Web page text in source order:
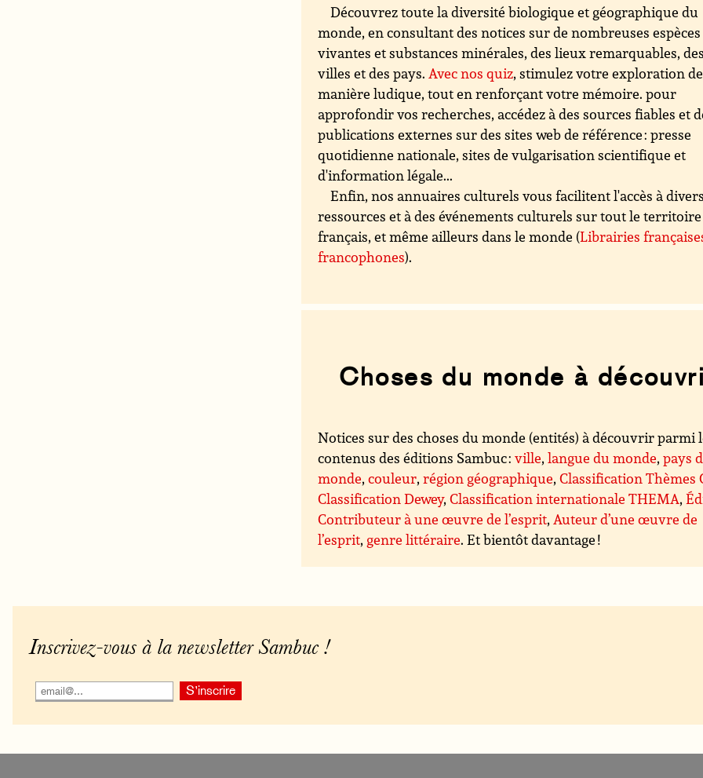
Découvrez toute la diversité biologique et géographique du
monde, en consultant des notices sur de nombreuses espèces
vivantes et substances minérales, des lieux remarquables,
villes et des pays.Avec nos quiz, stimulez votre exploration de
manière ludique, tout en renforçant votre mémoire. pour
approfondir vos recherches, accédez à des sources fiables et
publications externes sur des sites web de référence : presse
quotidienne nationale, sites de vulgarisation scientifique et
d'information légale...
Enfin, nos annuaires culturels vous facilitent l'accès à
ressources et à des événements culturels sur tout le territoire
français, et même ailleurs dans le monde (Librairies
francophones).
Choses du monde à
Notices sur des choses du monde (entités) à découvrir parmi
contenus des éditions Sambuc :ville,langue du monde,pays
monde,couleur,région géographique,Classification Thèmes
Classification Dewey,Classification internationale THEMA,
Contributeur à une œuvre de l’esprit,Auteur d’une œuvre de
l’esprit, genre littéraire. Et bientôt davantage !
Inscrivez-vous à la newsletter Sambuc !